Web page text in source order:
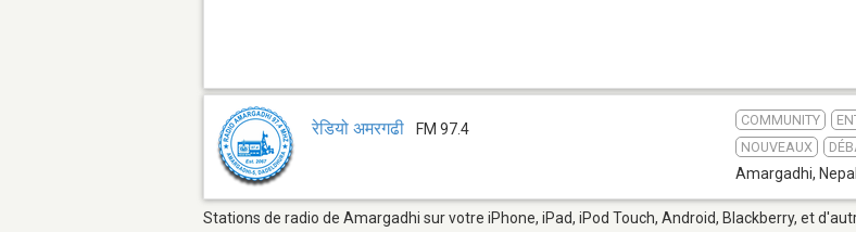
रेडियो अमरगढी FM 97.4
COMMUNITY
NOUVEAUX
Amargadhi, Nepal
Stations de radio de Amargadhi sur votre iPhone, iPad, iPod Touch, Android, Blackberry, et